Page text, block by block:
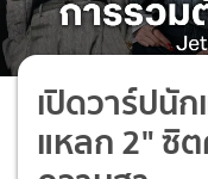
เปิดวาร์ปนั
แหลก 2" ซิ